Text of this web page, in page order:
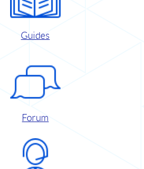
Guides
Forum